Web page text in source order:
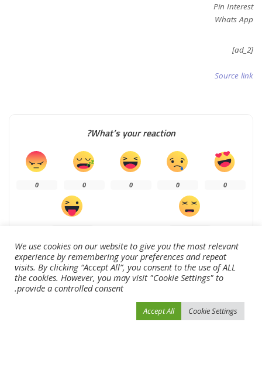
Pin Interest
Whats App
[ad_2]
Source link
What’s your reaction?
0
0
0
0
0
SHARE
PREVIOUS ARTICLE
We use cookies on our website to give you the most relevant
experience by remembering your preferences and repeat
visits. By clicking “Accept All”, you consent to the use of ALL
the cookies. However, you may visit "Cookie Settings" to
provide a controlled consent.
Cookie Settings
Accept All